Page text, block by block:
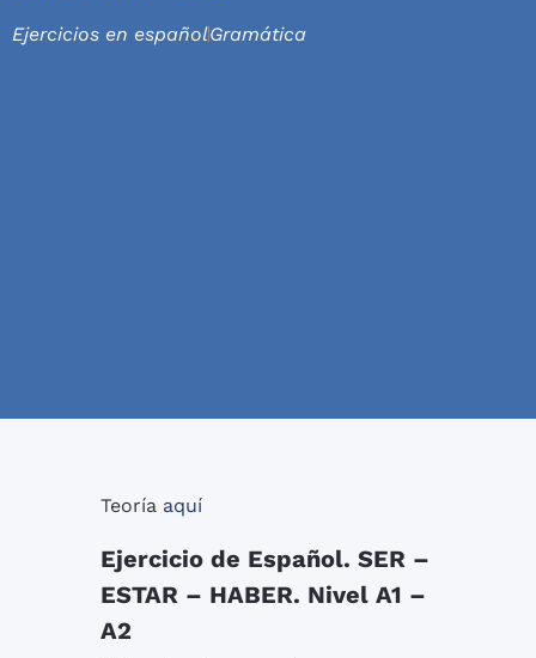
Ejercicios en españolGramática
Teoría aquí
Ejercicio de Español. SER –
ESTAR – HABER. Nivel A1 –
A2